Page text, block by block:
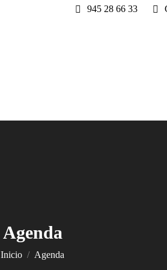
945 28 66 33
Agenda
Estás aquí:
Inicio
Agenda